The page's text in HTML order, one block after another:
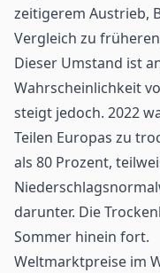
zeitigerem Austrieb,
Vergleich zu
Dieser Umstand ist
Wahrscheinlichkeit
steigt jedoch. 2022
Teilen Europas zu
als 80 Prozent,
darunter. Die
Sommer hinein fort.
Weltmarktpreise im